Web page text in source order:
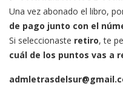
Una vez abonado el libro,
de pago junto con el
Si seleccionaste retiro, te
cuál de los puntos vas a